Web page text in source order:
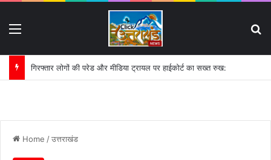
गिरफ्तार लोगों की परेड और मीडिया ट्रायल पर हाईकोर्ट का सख्त रुख:
Home /उत्तराखंड